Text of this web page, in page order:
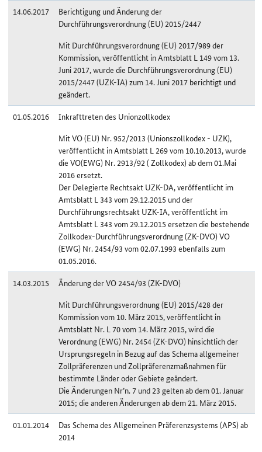
14.06.2017
Berichtigung und Änderung der
Durchführungsverordnung (EU) 2015/2447
Mit Durchführungsverordnung (EU) 2017/989 der
Kommission, veröffentlicht in Amtsblatt L 149 vom 13.
Juni 2017, wurde die Durchführungsverordnung (EU)
2015/2447 (UZK-IA) zum 14. Juni 2017 berichtigt und
geändert.
01.05.2016
Inkrafttreten des Unionzollkodex
Mit VO (EU) Nr. 952/2013 (Unionszollkodex - UZK),
veröffentlicht in Amtsblatt L 269 vom 10.10.2013, wurde
die VO(EWG) Nr. 2913/92 ( Zollkodex) ab dem 01.Mai
2016 ersetzt.
Der Delegierte Rechtsakt UZK-DA, veröffentlicht im
Amtsblatt L 343 vom 29.12.2015 und der
Durchführungsrechtsakt UZK-IA, veröffentlicht im
Amtsblatt L 343 vom 29.12.2015 ersetzen die bestehende
Zollkodex-Durchführungsverordnung (ZK-DVO) VO
(EWG) Nr. 2454/93 vom 02.07.1993 ebenfalls zum
01.05.2016.
14.03.2015
Änderung der VO 2454/93 (ZK-DVO)
Mit Durchführungsverordnung (EU) 2015/428 der
Kommission vom 10. März 2015, veröffentlicht in
Amtsblatt Nr. L 70 vom 14. März 2015, wird die
Verordnung (EWG) Nr. 2454 (ZK-DVO) hinsichtlich der
Ursprungsregeln in Bezug auf das Schema allgemeiner
Zollpräferenzen und Zollpräferenzmaßnahmen für
bestimmte Länder oder Gebiete geändert.
Die Änderungen Nr’n. 7 und 23 gelten ab dem 01. Januar
2015; die anderen Änderungen ab dem 21. März 2015.
01.01.2014
Das Schema des Allgemeinen Präferenzsystems (APS) ab
2014